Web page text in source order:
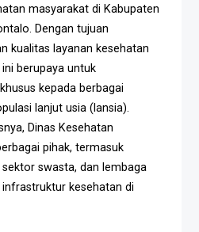
masyarakat di Kabupaten
Dengan tujuan
kualitas layanan kesehatan
berupaya untuk
kepada berbagai
lanjut usia (lansia).
Dinas Kesehatan
pihak, termasuk
swasta, dan lembaga
kesehatan di